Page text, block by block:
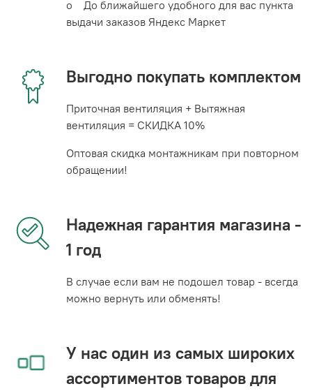
o До ближайшего удобного для вас пункта
выдачи заказов Яндекс Маркет
Выгодно покупать комплектом
Приточная вентиляция + Вытяжная
вентиляция = СКИДКА 10%
Оптовая скидка монтажникам при повторном
обращении!
Надежная гарантия магазина -
1 год
В случае если вам не подошел товар - всегда
можно вернуть или обменять!
У нас один из самых широких
ассортиментов товаров для